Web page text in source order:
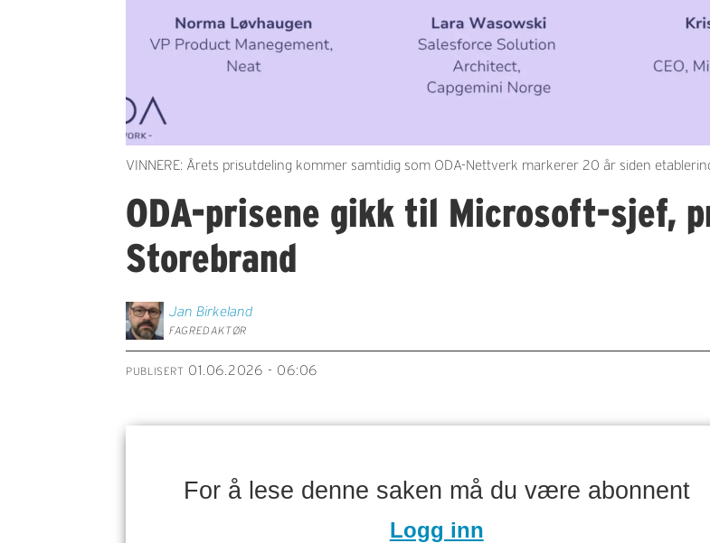
VINNERE: Årets prisutdeling kommer samtidig som ODA-Nettverk markerer 20 år siden
ODA-prisene gikk til Microsoft-sjef,
Storebrand
Jan Birkeland
FAGREDAKTØR
PUBLISERT 01.06.2026 - 06:06
For å lese denne saken må du være abonnent
Logg inn